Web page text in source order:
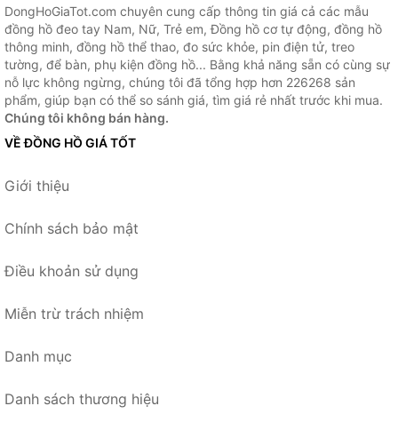
DongHoGiaTot.com chuyên cung cấp thông tin giá cả các mẫu
đồng hồ đeo tay Nam, Nữ, Trẻ em, Đồng hồ cơ tự động, đồng hồ
thông minh, đồng hồ thể thao, đo sức khỏe, pin điện tử, treo
tường, để bàn, phụ kiện đồng hồ... Bằng khả năng sẵn có cùng sự
nỗ lực không ngừng, chúng tôi đã tổng hợp hơn 226268 sản
phẩm, giúp bạn có thể so sánh giá, tìm giá rẻ nhất trước khi mua.
Chúng tôi không bán hàng.
VỀ ĐỒNG HỒ GIÁ TỐT
Giới thiệu
Chính sách bảo mật
Điều khoản sử dụng
Miễn trừ trách nhiệm
Danh mục
Danh sách thương hiệu